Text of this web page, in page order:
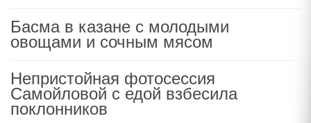
Басма в казане с молодыми
овощами и сочным мясом
Непристойная фотосессия
Самойловой с едой взбесила
поклонников